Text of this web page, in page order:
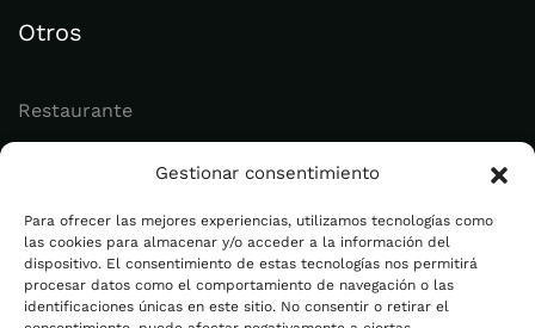
Gestionar consentimiento
Para ofrecer las mejores experiencias, utilizamos tecnologías como
las cookies para almacenar y/o acceder a la información del
dispositivo. El consentimiento de estas tecnologías nos permitirá
procesar datos como el comportamiento de navegación o las
identificaciones únicas en este sitio. No consentir o retirar el
Otros
Restaurante
Legal